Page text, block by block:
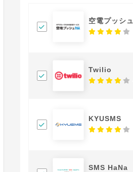
空電プッシュ
Twilio
KYUSMS
SMS HaNa